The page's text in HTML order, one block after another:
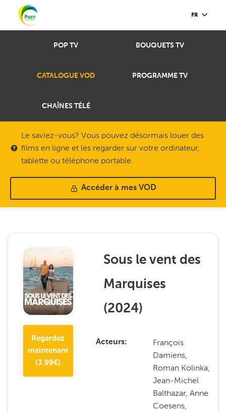
FR
POP TV BOUQUETS TV
CATALOGUE VOD PROGRAMME TV
CHAÎNES TÉLÉ
Le saviez-vous? Vous pouvez désormais louer des
films en ligne et les regarder sur votre ordinateur,
tablette ou téléphone portable.
Accéder à mes VOD
Regardez
maintenant
(3.99€)
Sous le vent des
Marquises
(2024)
Acteurs
François
Damiens,
Roman Kolinka,
Jean-Michel
Balthazar, Anne
Coesens,